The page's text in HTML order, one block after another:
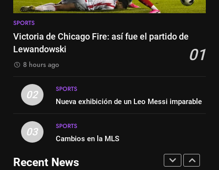
8
espanhola
el partido de Lewandowski
2
Nueva exhibición de un Leo
SPORTS
Victoria de Chicago Fire: así fue el partido de
Lewandowski
01
8 hours ago
02
SPORTS
Nueva exhibición de un Leo Messi imparable
03
SPORTS
Cambios en la MLS
Recent News
Exibição: duas assistências de
Suárez
SPORTS
8
SPORTS
1
Victoria de Chicago Fire: así fue
el partido de Lewandowski